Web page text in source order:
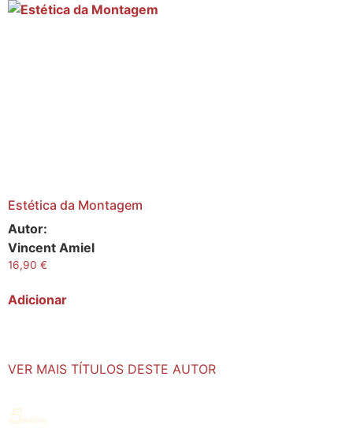
Estética da Montagem
Autor:
Vincent Amiel
16,90 €
Adicionar
VER MAIS TÍTULOS DESTE AUTOR